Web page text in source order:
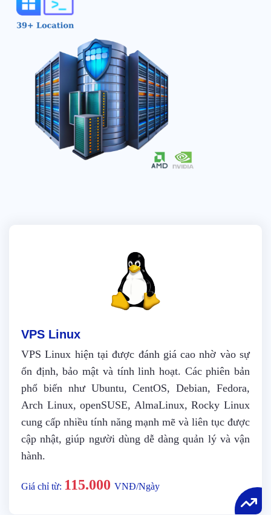
VPS Linux
VPS Linux hiện tại được đánh giá cao nhờ vào sự
ổn định, bảo mật và tính linh hoạt. Các phiên bản
phổ biến như Ubuntu, CentOS, Debian, Fedora,
Arch Linux, openSUSE, AlmaLinux, Rocky Linux
cung cấp nhiều tính năng mạnh mẽ và liên tục được
cập nhật, giúp người dùng dễ dàng quản lý và vận
hành.
Giá chỉ từ: 115.000 VNĐ/Ngày